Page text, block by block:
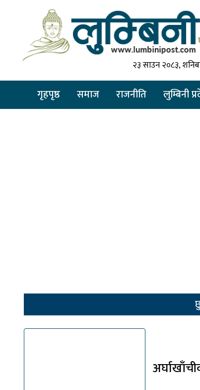
२३ साउन २०८३,
गृहपृष्ठ समाज राजनीति लुम्बिनी